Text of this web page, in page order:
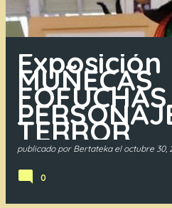
Exposición
MUÑECAS
TERROR
publicado por Bertateka el octubre 30,
0